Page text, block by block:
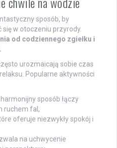
sposób, by
w otoczeniu przyrody.
od codziennego zgiełku i
urozmaicają sobie czas
Popularne aktywności
sposób łączy
ruchem fal,
oferuje niezwykły spokój i
na uchwycenie